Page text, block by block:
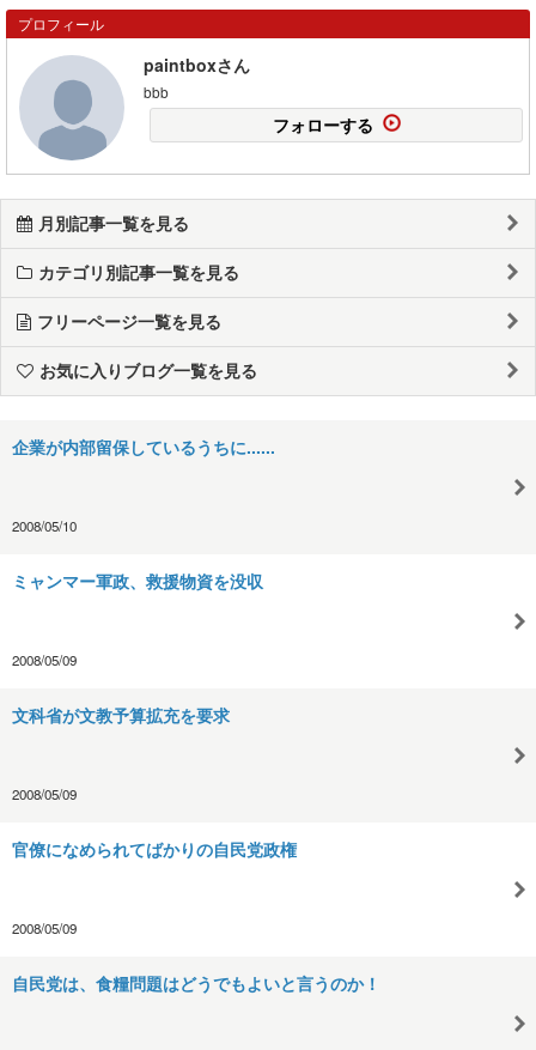
プロフィール
paintboxさん
bbb
フォローする
月別記事一覧を見る
カテゴリ別記事一覧を見る
フリーページ一覧を見る
お気に入りブログ一覧を見る
企業が内部留保しているうちに......
2008/05/10
ミャンマー軍政、救援物資を没収
2008/05/09
文科省が文教予算拡充を要求
2008/05/09
官僚になめられてばかりの自民党政権
2008/05/09
自民党は、食糧問題はどうでもよいと言うのか！